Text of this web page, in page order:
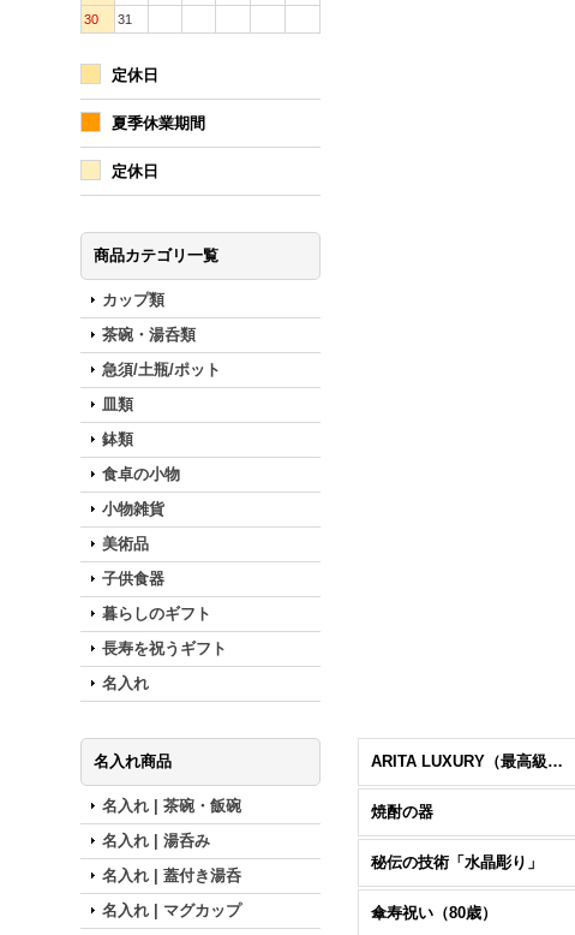
30
31
定休日
夏季休業期間
定休日
商品カテゴリ一覧
カップ類
茶碗・湯呑類
急須/土瓶/ポット
皿類
鉢類
食卓の小物
小物雑貨
美術品
子供食器
暮らしのギフト
長寿を祝うギフト
名入れ
名入れ商品
名入れ | 茶碗・飯碗
名入れ | 湯呑み
名入れ | 蓋付き湯呑
名入れ | マグカップ
ARITA LUXURY（最高級クラス）
焼酎の器
秘伝の技術「水晶彫り」
傘寿祝い（80歳）